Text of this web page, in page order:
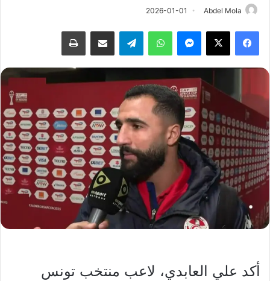
Abdel Mola
2026-01-01
فيسبوك ‫X ماسنجر واتساب تيلقرام مشاركة عبر البريد طباعة
أكد علي العابدي، لاعب منتخب تونس